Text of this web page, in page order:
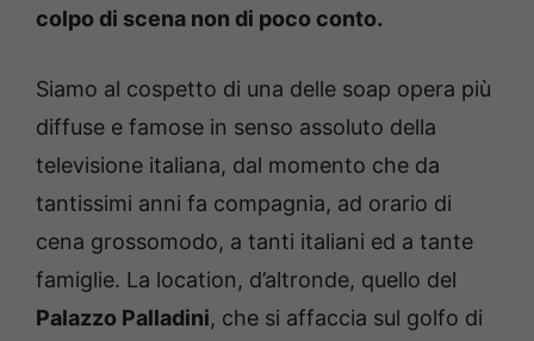
colpo di scena non di poco conto.
Siamo al cospetto di una delle soap opera più
diffuse e famose in senso assoluto della
televisione italiana, dal momento che da
tantissimi anni fa compagnia, ad orario di
cena grossomodo, a tanti italiani ed a tante
famiglie. La location, d’altronde, quello del
Palazzo Palladini, che si affaccia sul golfo di